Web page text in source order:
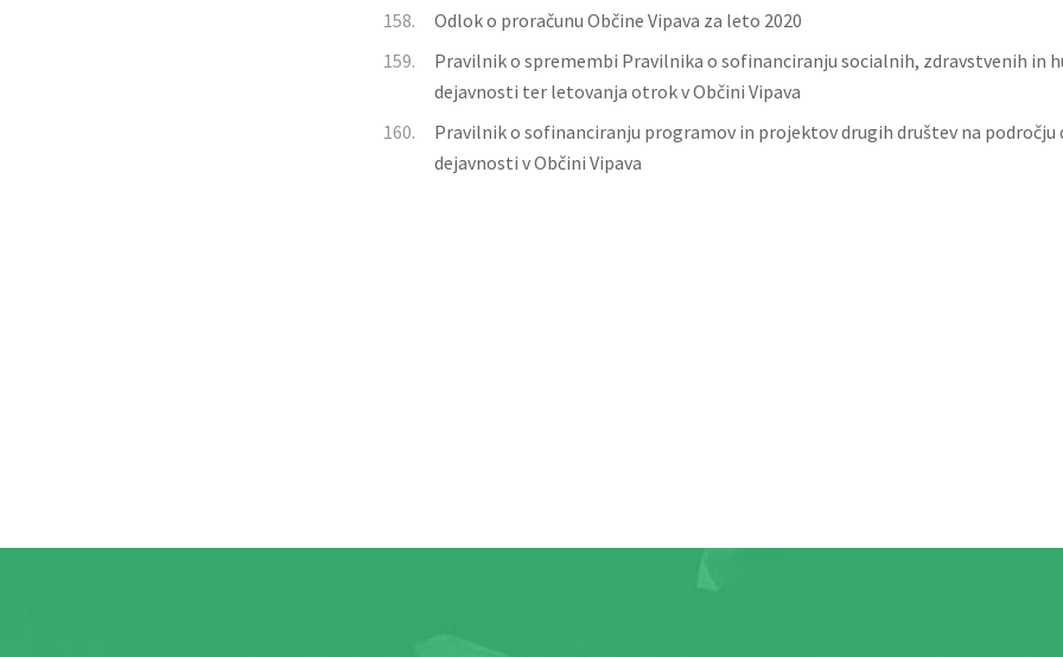
158.
Odlok o proračunu Občine Vipava za leto 2020
159.
Pravilnik o spremembi Pravilnika o sofinanciranju socialnih, zdravstvenih in
dejavnosti ter letovanja otrok v Občini Vipava
160.
Pravilnik o sofinanciranju programov in projektov drugih društev na področju
dejavnosti v Občini Vipava